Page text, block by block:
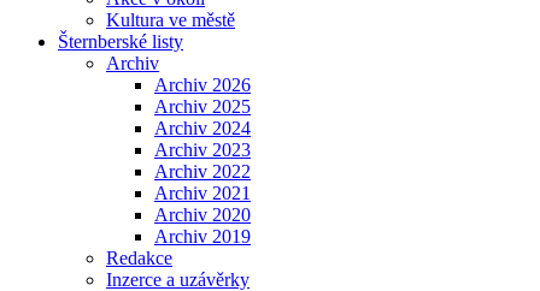
Kultura ve městě
Šternberské listy
Archiv
Archiv 2026
Archiv 2025
Archiv 2024
Archiv 2023
Archiv 2022
Archiv 2021
Archiv 2020
Archiv 2019
Redakce
Inzerce a uzávěrky